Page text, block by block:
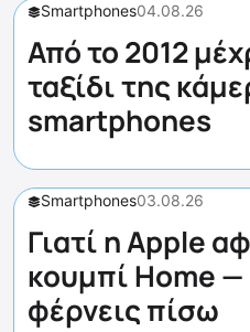
Smartphones04.08.26
Από το 2012
ταξίδι της
smartphones
Smartphones03.08.26
Γιατί η Apple
κουμπί Home —
φέρνεις πίσω